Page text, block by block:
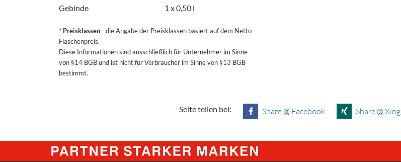
Gebinde
1 x 0,50 l
* Preisklassen- die Angabe der Preisklassen basiert auf dem Netto-
Flaschenpreis.
Diese Informationen sind ausschließlich für Unternehmer im Sinne
von §14 BGB und ist nicht für Verbraucher im Sinne von §13 BGB
bestimmt.
Seite teilen bei: Share @ Facebook Share @ Xing